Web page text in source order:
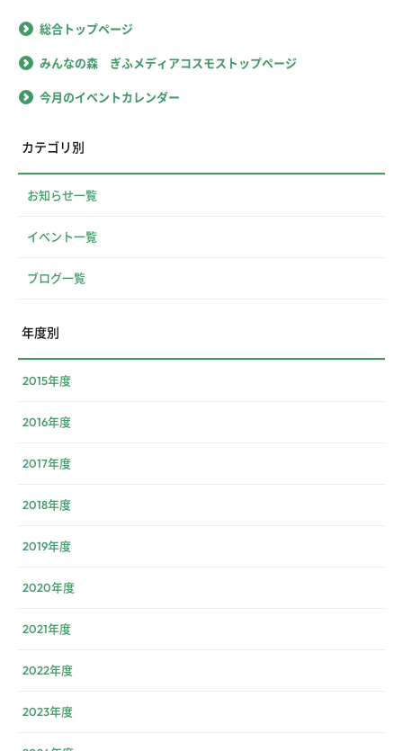
総合トップページ
みんなの森 ぎふメディアコスモストップページ
今月のイベントカレンダー
カテゴリ別
お知らせ一覧
イベント一覧
ブログ一覧
年度別
2015年度
2016年度
2017年度
2018年度
2019年度
2020年度
2021年度
2022年度
2023年度